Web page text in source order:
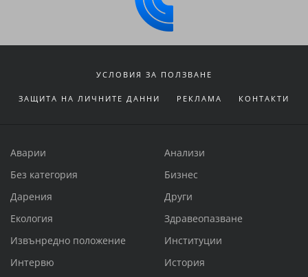
УСЛОВИЯ ЗА ПОЛЗВАНЕ
ЗАЩИТА НА ЛИЧНИТЕ ДАННИ РЕКЛАМА КОНТАКТИ
Аварии
Анализи
Без категория
Бизнес
Дарения
Други
Екология
Здравеопазване
Извънредно положение
Институции
Интервю
История